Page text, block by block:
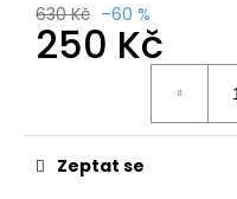
630 Kč –60 %
250 Kč
Zeptat se